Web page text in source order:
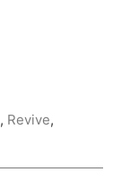
, Revive,